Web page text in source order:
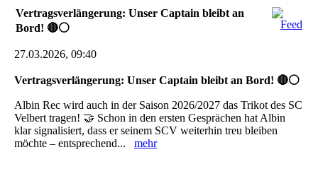
Vertragsverlängerung: Unser Captain bleibt an
Bord! 🔴⚪
27.03.2026, 09:40
Vertragsverlängerung: Unser Captain bleibt an Bord! 🔴⚪
Albin Rec wird auch in der Saison 2026/2027 das Trikot des SC
Velbert tragen! 🤝 Schon in den ersten Gesprächen hat Albin
klar signalisiert, dass er seinem SCV weiterhin treu bleiben
möchte – entsprechend... mehr